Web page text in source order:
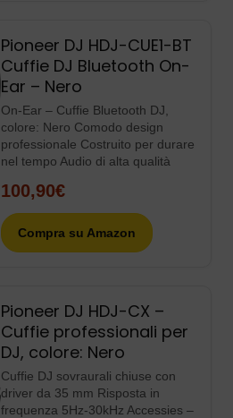
Pioneer DJ HDJ-CUE1-BT
Cuffie DJ Bluetooth On-
Ear – Nero
On-Ear – Cuffie Bluetooth DJ,
colore: Nero Comodo design
professionale Costruito per durare
nel tempo Audio di alta qualità
100,90€
Compra su Amazon
Pioneer DJ HDJ-CX –
Cuffie professionali per
DJ, colore: Nero
Cuffie DJ sovraurali chiuse con
driver da 35 mm Risposta in
frequenza 5Hz-30kHz Accessies –